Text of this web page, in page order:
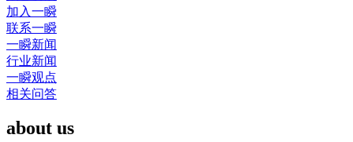
加入一瞬
联系一瞬
一瞬新闻
行业新闻
一瞬观点
相关问答
about us